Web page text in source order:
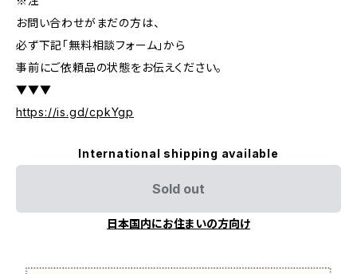
お問い合わせがまだの方は、
必ず下記「無料相談フォーム」から
事前にご依頼品の状態をお伝えください。
▼▼▼
https://is.gd/cpkYgp
International shipping available
Sold out
日本国内にお住まいの方向け